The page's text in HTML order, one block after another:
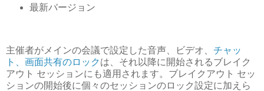
最新バージョン
主催者がメインの会議で設定した音声、ビデオ、 チャッ
ト、画面共有のロック は、それ以降に開始されるブレイク
アウト セッションにも適用されます。ブレイクアウト セッ
ションの開始後に個々のセッションのロック設定に加えら